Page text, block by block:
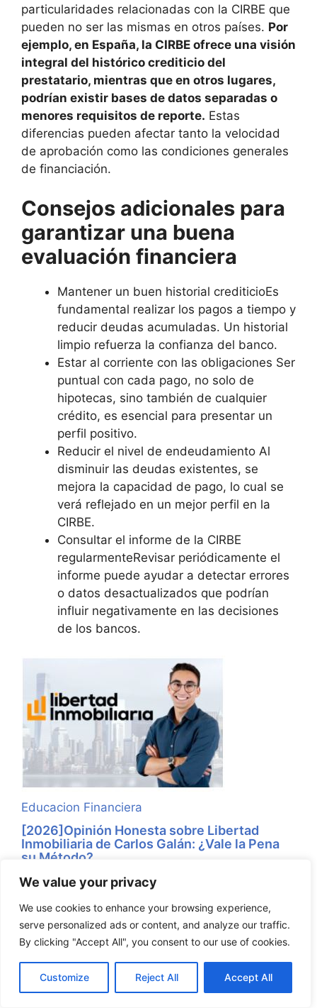
We value your privacy
We use cookies to enhance your browsing experience,
serve personalized ads or content, and analyze our traffic.
By clicking "Accept All", you consent to our use of cookies.
Customize Reject All Accept All
particularidades relacionadas con la CIRBE que
pueden no ser las mismas en otros países. Por
ejemplo, en España, la CIRBE ofrece una visión
integral del histórico crediticio del
prestatario, mientras que en otros lugares,
podrían existir bases de datos separadas o
menores requisitos de reporte. Estas
diferencias pueden afectar tanto la velocidad
de aprobación como las condiciones generales
de financiación.
Consejos adicionales para
garantizar una buena
evaluación financiera
Mantener un buen historial crediticioEs
fundamental realizar los pagos a tiempo y
reducir deudas acumuladas. Un historial
limpio refuerza la confianza del banco.
Estar al corriente con las obligaciones Ser
puntual con cada pago, no solo de
hipotecas, sino también de cualquier
crédito, es esencial para presentar un
perfil positivo.
Reducir el nivel de endeudamiento Al
disminuir las deudas existentes, se
mejora la capacidad de pago, lo cual se
verá reflejado en un mejor perfil en la
CIRBE.
Consultar el informe de la CIRBE
regularmenteRevisar periódicamente el
informe puede ayudar a detectar errores
o datos desactualizados que podrían
influir negativamente en las decisiones
de los bancos.
Educacion Financiera
[2026]Opinión Honesta sobre Libertad
Inmobiliaria de Carlos Galán: ¿Vale la Pena
su Método?
Ficha técnica y resumen real de Libertad
4.9/5 Ficha técnica Detalle Autor Carlos Galán,
inversor inmobiliario ...
Leer Más